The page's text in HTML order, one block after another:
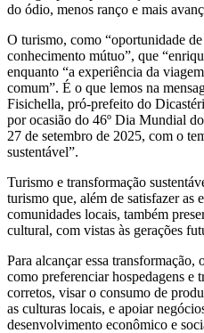
do ódio, menos ranço e mais
O turismo, como “oportunidade
conhecimento mútuo”, que
enquanto “a experiência da
comum”. É o que lemos na
Fisichella, pró-prefeito do
por ocasião do 46º Dia Mundial
27 de setembro de 2025, com o
sustentável”.
Turismo e transformação
turismo que, além de satisfazer as
comunidades locais, também
cultural, com vistas às gerações
Para alcançar essa transformação,
como preferenciar hospedagens e
corretos, visar o consumo de
as culturas locais, e apoiar
desenvolvimento econômico e